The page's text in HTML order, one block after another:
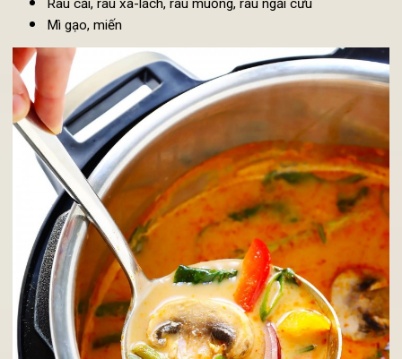
Đậu phụ
Váng đậu
Các loại nấm: Nấm kim châm, nấm hương, nấm sò trắng.
Khoai sọ, khoai tây, khoai môn
Rau cải, rau xà-lách, rau muống, rau ngải cứu
Mì gạo, miến